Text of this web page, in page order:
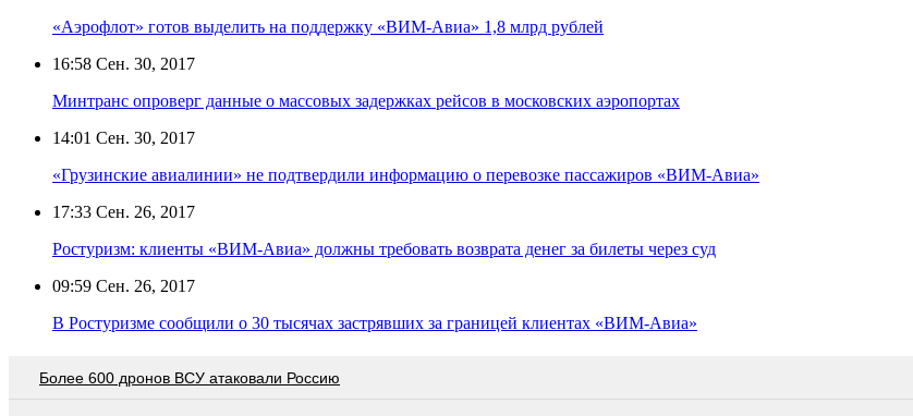
«Аэрофлот» готов выделить на поддержку «ВИМ-Авиа» 1,8 млрд рублей
16:58 Сен. 30, 2017
Минтранс опроверг данные о массовых задержках рейсов в московских аэропортах
14:01 Сен. 30, 2017
«Грузинские авиалинии» не подтвердили информацию о перевозке пассажиров «ВИМ-Авиа»
17:33 Сен. 26, 2017
Ростуризм: клиенты «ВИМ-Авиа» должны требовать возврата денег за билеты через суд
09:59 Сен. 26, 2017
В Ростуризме сообщили о 30 тысячах застрявших за границей клиентах «ВИМ-Авиа»
Более 600 дронов ВСУ атаковали Россию